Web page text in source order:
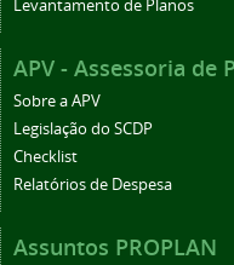
Levantamento de Planos
APV - Assessoria de
Sobre a APV
Legislação do SCDP
Checklist
Relatórios de Despesa
Assuntos PROPLAN